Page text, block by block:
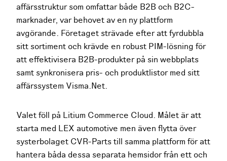
affärsstruktur som omfattar både B2B och B2C-
marknader, var behovet av en ny plattform
avgörande. Företaget strävade efter att fyrdubbla
sitt sortiment och krävde en robust PIM-lösning för
att effektivisera B2B-produkter på sin webbplats
samt synkronisera pris- och produktlistor med sitt
affärssystem Visma.Net.
Valet föll på Litium Commerce Cloud. Målet är att
starta med LEX automotive men även flytta över
systerbolaget CVR-Parts till samma plattform för att
hantera båda dessa separata hemsidor från ett och